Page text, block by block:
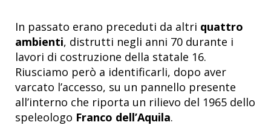
In passato erano preceduti da altri quattro
ambienti, distrutti negli anni 70 durante i
lavori di costruzione della statale 16.
Riusciamo però a identificarli, dopo aver
varcato l’accesso, su un pannello presente
all’interno che riporta un rilievo del 1965 dello
speleologo Franco dell’Aquila.